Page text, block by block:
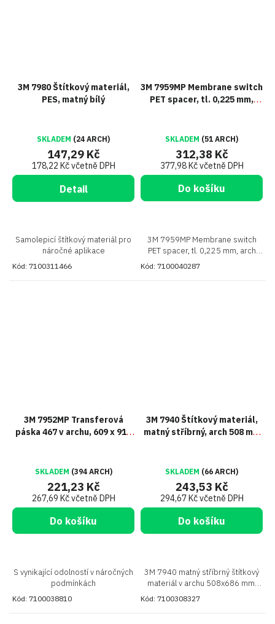
3M 7980 Štítkový materiál,
PES, matný bílý
SKLADEM (24 ARCH)
178,22 Kč včetně DPH
147,29 Kč
Detail
Samolepicí štítkový materiál pro
náročné aplikace
Kód: 7100311466
3M 7959MP Membrane switch
PET spacer, tl. 0,225 mm,
SKLADEM (51 ARCH)
377,98 Kč včetně DPH
312,38 Kč
Do košíku
3M 7959MP Membrane switch
PET spacer, tl. 0,225 mm, arch
914 x 609 mm
Kód: 7100040287
3M 7952MP Transferová
páska 467 v archu, 609 x 914
SKLADEM (394 ARCH)
267,69 Kč včetně DPH
221,23 Kč
Do košíku
S vynikající odolností v náročných
podmínkách
Kód: 7100038810
3M 7940 Štítkový materiál,
matný stříbrný, arch 508 mm
SKLADEM (66 ARCH)
294,67 Kč včetně DPH
243,53 Kč
Do košíku
3M 7940 matný stříbrný štítkový
materiál v archu 508x686 mm.
Odolné řešení pro průmyslové
Kód: 7100308327